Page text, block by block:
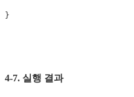
}
4-7. 실행 결과